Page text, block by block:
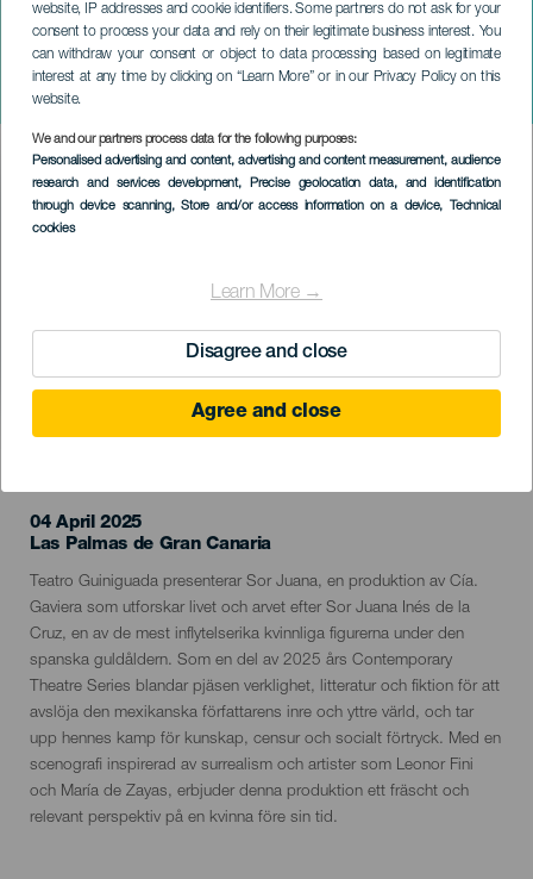
website, IP addresses and cookie identifiers. Some partners do not ask for your
consent to process your data and rely on their legitimate business interest. You
can withdraw your consent or object to data processing based on legitimate
interest at any time by clicking on “Learn More” or in our Privacy Policy on this
website.
We and our partners process data for the following purposes:
Personalised advertising and content, advertising and content measurement, audience
research and services development, Precise geolocation data, and identification
through device scanning, Store and/or access information on a device, Technical
cookies
Learn More →
Disagree and close
Agree and close
Sor Juana
GRAN CANARIA
Imagen
Listado
04 April 2025
Localidad
Las Palmas de Gran Canaria
Descripción
del
evento
Teatro Guiniguada presenterar Sor Juana, en produktion av Cía.
Gaviera som utforskar livet och arvet efter Sor Juana Inés de la
Cruz, en av de mest inflytelserika kvinnliga figurerna under den
spanska guldåldern. Som en del av 2025 års Contemporary
Theatre Series blandar pjäsen verklighet, litteratur och fiktion för att
avslöja den mexikanska författarens inre och yttre värld, och tar
upp hennes kamp för kunskap, censur och socialt förtryck. Med en
scenografi inspirerad av surrealism och artister som Leonor Fini
och María de Zayas, erbjuder denna produktion ett fräscht och
relevant perspektiv på en kvinna före sin tid.